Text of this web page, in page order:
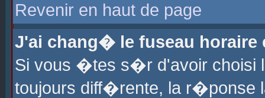
Revenir en haut de page
J'ai chang� le fuseau horaire
Si vous �tes s�r d'avoir choisi
toujours diff�rente, la r�ponse